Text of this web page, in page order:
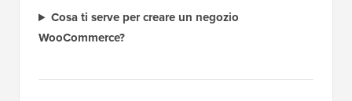
Cosa ti serve per creare un negozio
WooCommerce?